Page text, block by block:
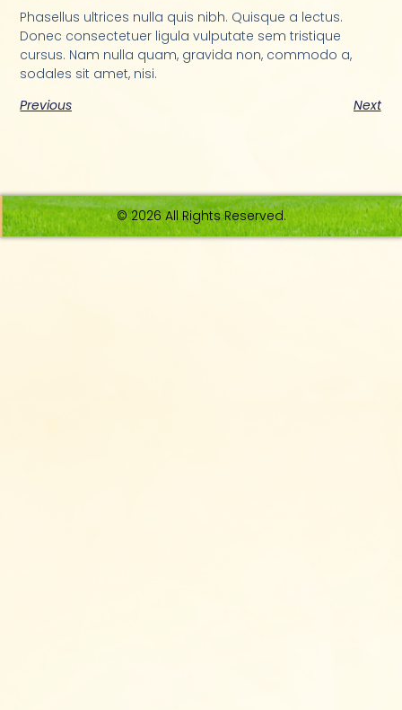
Phasellus ultrices nulla quis nibh. Quisque a lectus.
Donec consectetuer ligula vulputate sem tristique
cursus. Nam nulla quam, gravida non, commodo a,
sodales sit amet, nisi.
Previous
Next
© 2026 All Rights Reserved.